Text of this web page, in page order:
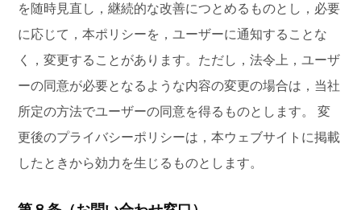
を随時見直し，継続的な改善につとめるものとし，必要
に応じて，本ポリシーを，ユーザーに通知することな
く，変更することがあります。ただし，法令上，ユーザ
ーの同意が必要となるような内容の変更の場合は，当社
所定の方法でユーザーの同意を得るものとします。 変
更後のプライバシーポリシーは，本ウェブサイトに掲載
したときから効力を生じるものとします。